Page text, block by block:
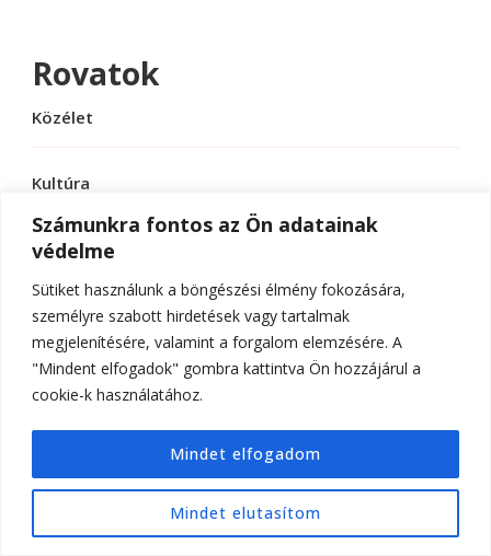
Számunkra fontos az Ön adatainak
védelme
Sütiket használunk a böngészési élmény fokozására,
személyre szabott hirdetések vagy tartalmak
megjelenítésére, valamint a forgalom elemzésére. A
"Mindent elfogadok" gombra kattintva Ön hozzájárul a
cookie-k használatához.
Mindet elutasítom
Mindet elfogadom
Rovatok
Közélet
Kultúra
Sport
Tudomány
© Szerzői jog 2026ELTE Online
fenntartva.Hello Fashion | FejlesztetteBlossom
Themes.Készítette: WordPress